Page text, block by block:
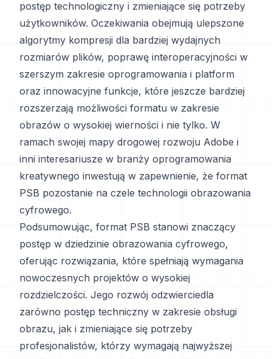
postęp technologiczny i zmieniające się potrzeby
użytkowników. Oczekiwania obejmują ulepszone
algorytmy kompresji dla bardziej wydajnych
rozmiarów plików, poprawę interoperacyjności w
szerszym zakresie oprogramowania i platform
oraz innowacyjne funkcje, które jeszcze bardziej
rozszerzają możliwości formatu w zakresie
obrazów o wysokiej wierności i nie tylko. W
ramach swojej mapy drogowej rozwoju Adobe i
inni interesariusze w branży oprogramowania
kreatywnego inwestują w zapewnienie, że format
PSB pozostanie na czele technologii obrazowania
cyfrowego.
Podsumowując, format PSB stanowi znaczący
postęp w dziedzinie obrazowania cyfrowego,
oferując rozwiązania, które spełniają wymagania
nowoczesnych projektów o wysokiej
rozdzielczości. Jego rozwój odzwierciedla
zarówno postęp techniczny w zakresie obsługi
obrazu, jak i zmieniające się potrzeby
profesjonalistów, którzy wymagają najwyższej